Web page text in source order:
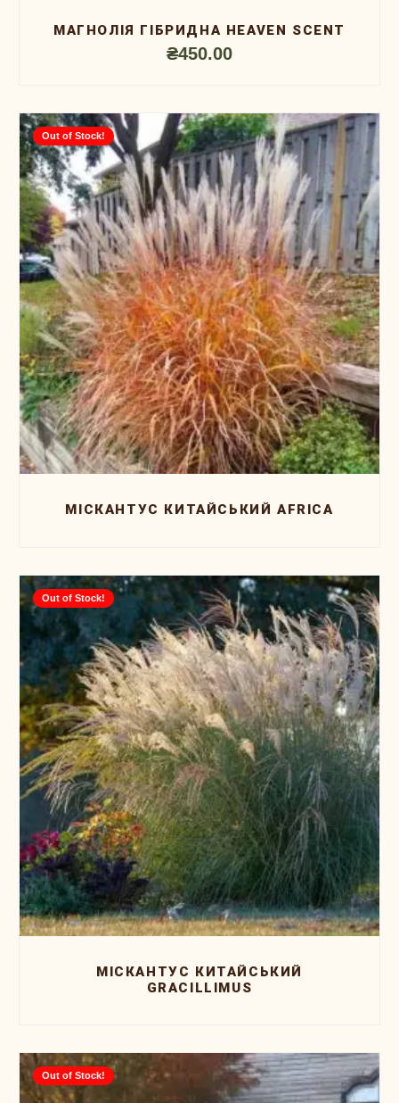
МАГНОЛІЯ ГІБРИДНА HEAVEN SCENT
₴450.00
Out of Stock!
МІСКАНТУС КИТАЙСЬКИЙ AFRICA
Out of Stock!
МІСКАНТУС КИТАЙСЬКИЙ
GRACILLIMUS
Out of Stock!